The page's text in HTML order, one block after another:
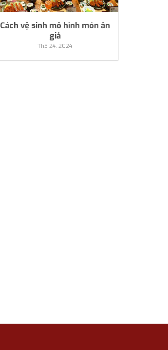
Cách vệ sinh mô hình món ăn
giả
Th5 24, 2024